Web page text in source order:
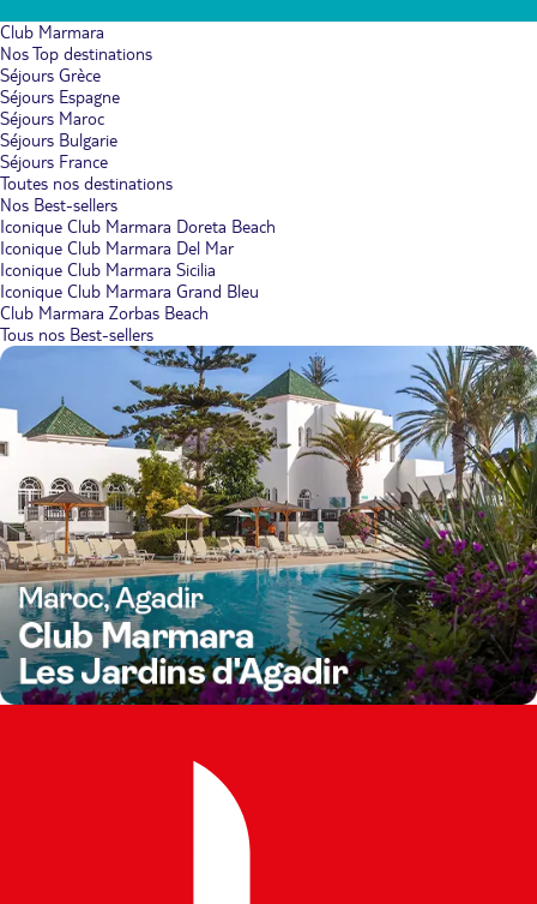
Club Marmara
Nos Top destinations
Séjours Grèce
Séjours Espagne
Séjours Maroc
Séjours Bulgarie
Séjours France
Toutes nos destinations
Nos Best-sellers
Iconique Club Marmara Doreta Beach
Iconique Club Marmara Del Mar
Iconique Club Marmara Sicilia
Iconique Club Marmara Grand Bleu
Club Marmara Zorbas Beach
Tous nos Best-sellers